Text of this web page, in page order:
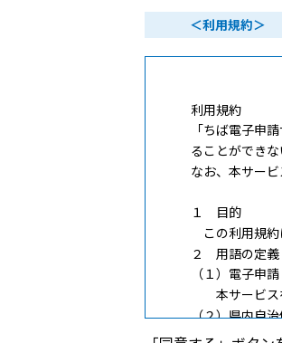
＜利用規約＞
ちば
利用規約
「ちば電子申
ることができ
なお、本サー
１ 目的
この利用規約
２ 用語の定義
（１）電子申請
本サービスを
（２）県内自
本サービスを